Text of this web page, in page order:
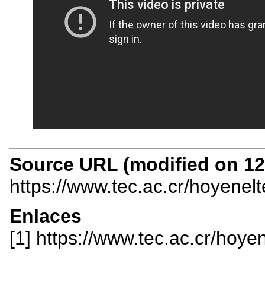
Source URL (modified on
https://www.tec.ac.cr/
Enlaces
[1] https://www.tec.ac.cr/